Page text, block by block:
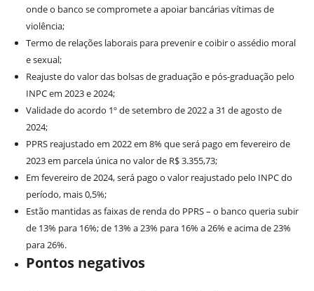
onde o banco se compromete a apoiar bancárias vítimas de
violência;
Termo de relações laborais para prevenir e coibir o assédio moral
e sexual;
Reajuste do valor das bolsas de graduação e pós-graduação pelo
INPC em 2023 e 2024;
Validade do acordo 1º de setembro de 2022 a 31 de agosto de
2024;
PPRS reajustado em 2022 em 8% que será pago em fevereiro de
2023 em parcela única no valor de R$ 3.355,73;
Em fevereiro de 2024, será pago o valor reajustado pelo INPC do
período, mais 0,5%;
Estão mantidas as faixas de renda do PPRS – o banco queria subir
de 13% para 16%; de 13% a 23% para 16% a 26% e acima de 23%
para 26%.
Pontos negativos